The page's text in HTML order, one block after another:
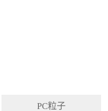
PC粒子